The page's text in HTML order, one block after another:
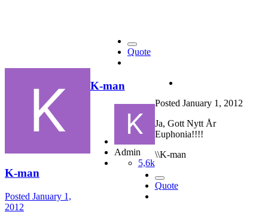
Quote
K-man
Posted January 1,
2012
K-man
Admin
5,6k
Posted January 1, 2012
Ja, Gott Nytt År
Euphonia!!!!
\\K-man
Quote